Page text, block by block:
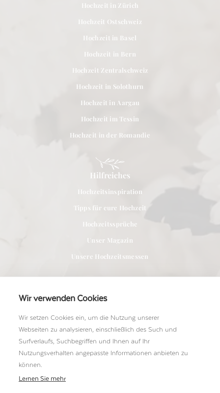
Wir verwenden Cookies
Wir setzen Cookies ein, um die Nutzung unserer
Webseiten zu analysieren, einschließlich des Such und
Surfverlaufs, Suchbegriffen und Ihnen auf Ihr
Nutzungsverhalten angepasste Informationen anbieten zu
können.
Lernen Sie mehr
Hochzeit in Zürich
Hochzeit Ostschweiz
Hochzeit in Basel
Hochzeit in Bern
Hochzeit Zentralschweiz
Hochzeit in Solothurn
Hochzeit in Aargau
Hochzeit im Tessin
Hochzeit in der Romandie
Hilfreiches
Hochzeitsinspiration
Tipps für eure Hochzeit
Hochzeitssprüche
Unser Magazin
Unsere Hochzeitsmessen
Für Anbieter
Bei uns Mitglied werden
Ein Shooting einreichen